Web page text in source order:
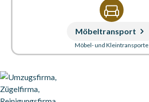
Möbeltransport
Möbel- und Kleintransporte